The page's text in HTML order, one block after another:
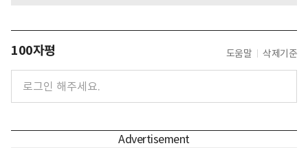
100자평 도움말 삭제기준